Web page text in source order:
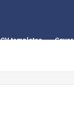
CV templates